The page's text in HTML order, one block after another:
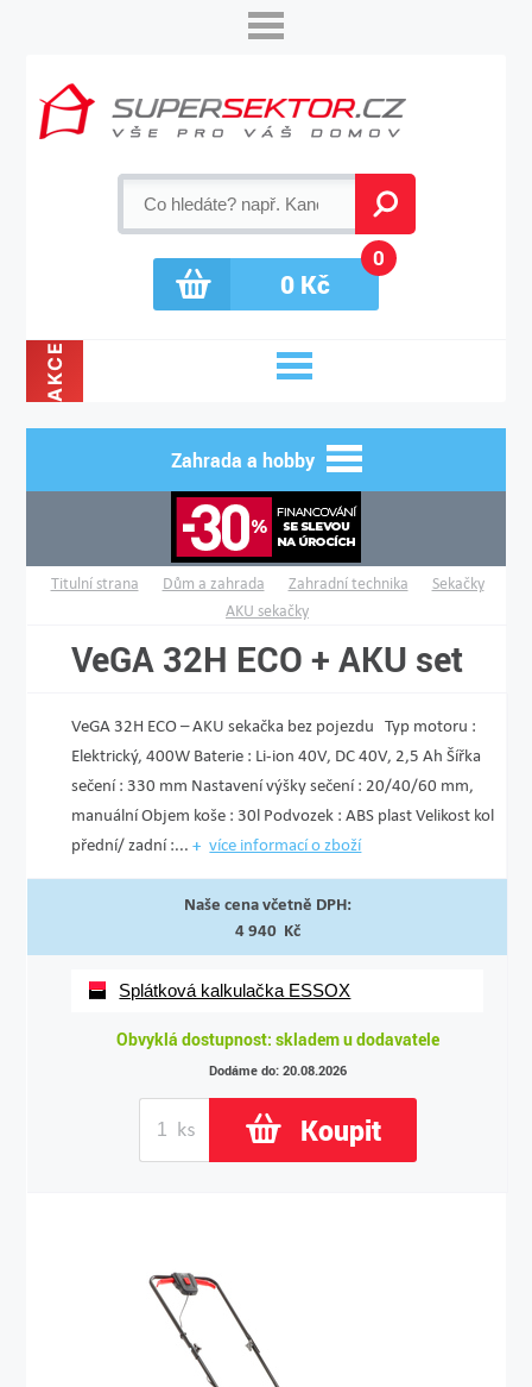
0Kč
0
AKCE
Zahrada a hobby
Titulní strana Dům a zahrada Zahradní technika
Sekačky
AKU sekačky
VeGA 32H ECO + AKU set
VeGA 32H ECO – AKU sekačka bez pojezdu Typ motoru :
Elektrický, 400W Baterie : Li-ion 40V, DC 40V, 2,5 Ah Šířka
sečení : 330 mm Nastavení výšky sečení : 20/40/60 mm,
manuální Objem koše : 30l Podvozek : ABS plast Velikost kol
přední/ zadní :...
více informací o zboží
Naše cena včetně DPH:
4 940 Kč
Splátková kalkulačka ESSOX
Obvyklá dostupnost: skladem u dodavatele
Dodáme do: 20.08.2026
Koupit